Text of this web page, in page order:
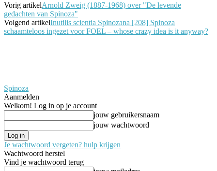
Vorig artikelArnold Zweig (1887-1968) over "De levende
gedachten van Spinoza"
Volgend artikelInutilis scientia Spinozana [208] Spinoza
schaamteloos ingezet voor FOEL – whose crazy idea is it anyway?
Spinoza
Aanmelden
Welkom! Log in op je account
jouw gebruikersnaam
jouw wachtwoord
Je wachtwoord vergeten? hulp krijgen
Wachtwoord herstel
Vind je wachtwoord terug